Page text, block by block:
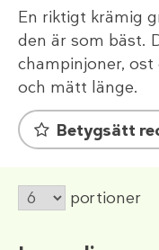
En riktigt krämig
den är som bäst.
champinjoner,
och mätt länge.
Betygsätt
portioner